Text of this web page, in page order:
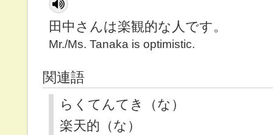
田中さんは楽観的な人です。
Mr./Ms. Tanaka is optimistic.
関連語
らくてんてき（な）
楽天的（な）